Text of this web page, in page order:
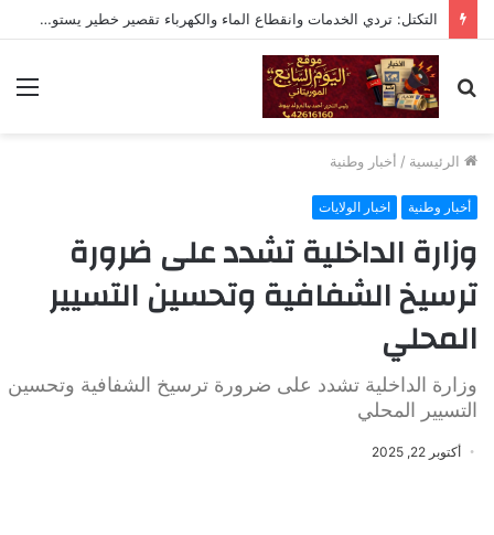
التكتل: تردي الخدمات وانقطاع الماء والكهرباء تقصير خطير يستوجب المحاسبة
بحث
عن
الرئيسية / أخبار وطنية
أخبار وطنية اخبار الولايات
وزارة الداخلية تشدد على ضرورة
ترسيخ الشفافية وتحسين التسيير
المحلي
وزارة الداخلية تشدد على ضرورة ترسيخ الشفافية وتحسين
التسيير المحلي
أكتوبر 22, 2025